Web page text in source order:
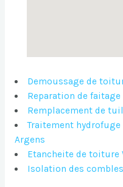
Demoussage de
Reparation de faitage
Remplacement de
Traitement
Argens
Etancheite de toiture
Isolation des